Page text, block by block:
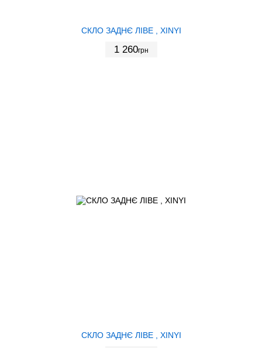
СКЛО ЗАДНЄ ЛІВЕ , XINYI
1 260грн
СКЛО ЗАДНЄ ЛІВЕ , XINYI